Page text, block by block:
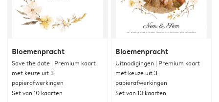
Bloemenpracht
Save the date | Premium kaart
met keuze uit 3
papierafwerkingen
Set van 10 kaarten
Bloemenpracht
Uitnodigingen | Premium kaart
met keuze uit 3
papierafwerkingen
Set van 10 kaarten